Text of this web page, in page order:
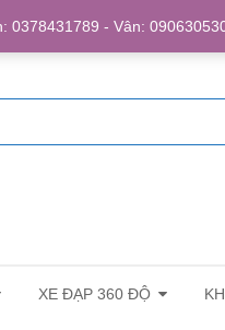
XE ĐẠP 360 ĐỘ
0378431789 - Vân: